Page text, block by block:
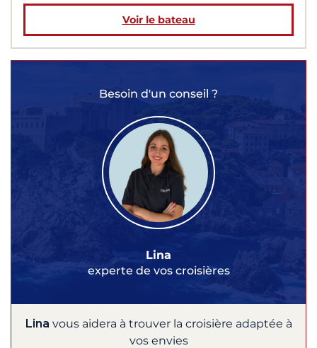
Voir le bateau
Besoin d'un conseil ?
Lina
experte de vos croisières
Lina vous aidera à trouver la croisière adaptée à
vos envies